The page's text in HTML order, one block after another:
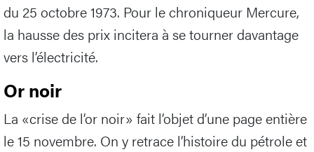
du 25 octobre 1973. Pour le chroniqueur Mercure,
la hausse des prix incitera à se tourner davantage
vers l’électricité.
Or noir
La «crise de l’or noir» fait l’objet d’une page entière
le 15 novembre. On y retrace l’histoire du pétrole et